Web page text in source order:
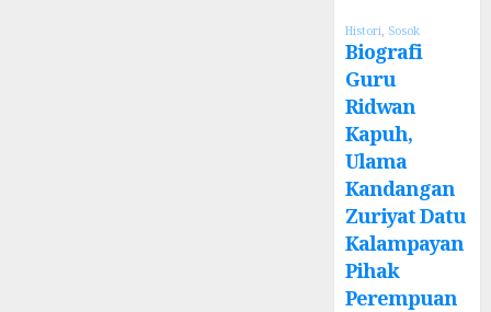
Histori Sosok
Biografi
Guru
Ridwan
Kapuh,
Ulama
Kandangan
Zuriyat Datu
Kalampayan
Pihak
Perempuan